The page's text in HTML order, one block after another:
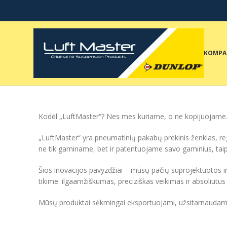
Kodėl „LuftMaster“? Nes mes kuriame, o ne kopijuojame.
„LuftMaster“ yra pneumatinių pakabų prekinis ženklas,
ne tik gaminame, bet ir patentuojame savo gaminius,
Šios inovacijos pavyzdžiai – mūsų pačių suprojektuotos
tikime: ilgaamžiškumas, preciziškas veikimas ir
Mūsų produktai sėkmingai eksportuojami,